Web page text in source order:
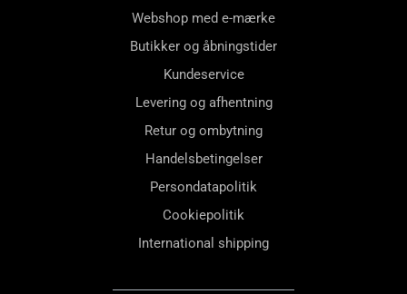
Webshop med e-mærke
Butikker og åbningstider
Kundeservice
Levering og afhentning
Retur og ombytning
Handelsbetingelser
Persondatapolitik
Cookiepolitik
International shipping